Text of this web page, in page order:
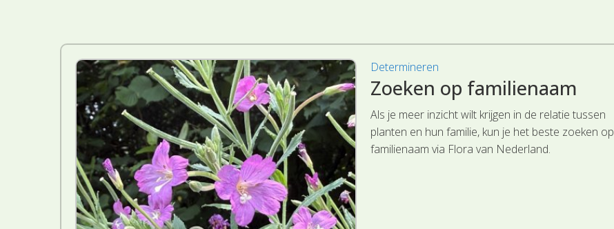
Determineren
Zoeken op familienaam
Als je meer inzicht wilt krijgen in de relatie tussen
planten en hun familie, kun je het beste zoeken op
familienaam via Flora van Nederland.